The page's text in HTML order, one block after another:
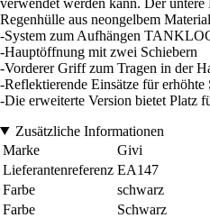
Regenhülle aus neongelbem Material
-System zum Aufhängen
-Hauptöffnung mit zwei Schiebern
-Vorderer Griff zum Tragen in der
-Reflektierende Einsätze für erhöhte
-Die erweiterte Version bietet Platz
Zusätzliche Informationen
Marke
Givi
Lieferantenreferenz EA147
Farbe
schwarz
Farbe
Schwarz